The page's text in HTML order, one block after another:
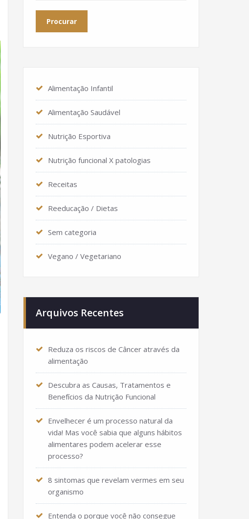
Alimentação Infantil
Alimentação Saudável
Nutrição Esportiva
Nutrição funcional X patologias
Receitas
Reeducação / Dietas
Sem categoria
Vegano / Vegetariano
Arquivos Recentes
Reduza os riscos de Câncer através da
alimentação
Descubra as Causas, Tratamentos e
Benefícios da Nutrição Funcional
Envelhecer é um processo natural da
vida! Mas você sabia que alguns hábitos
alimentares podem acelerar esse
processo?
8 sintomas que revelam vermes em seu
organismo
Entenda o porque você não consegue